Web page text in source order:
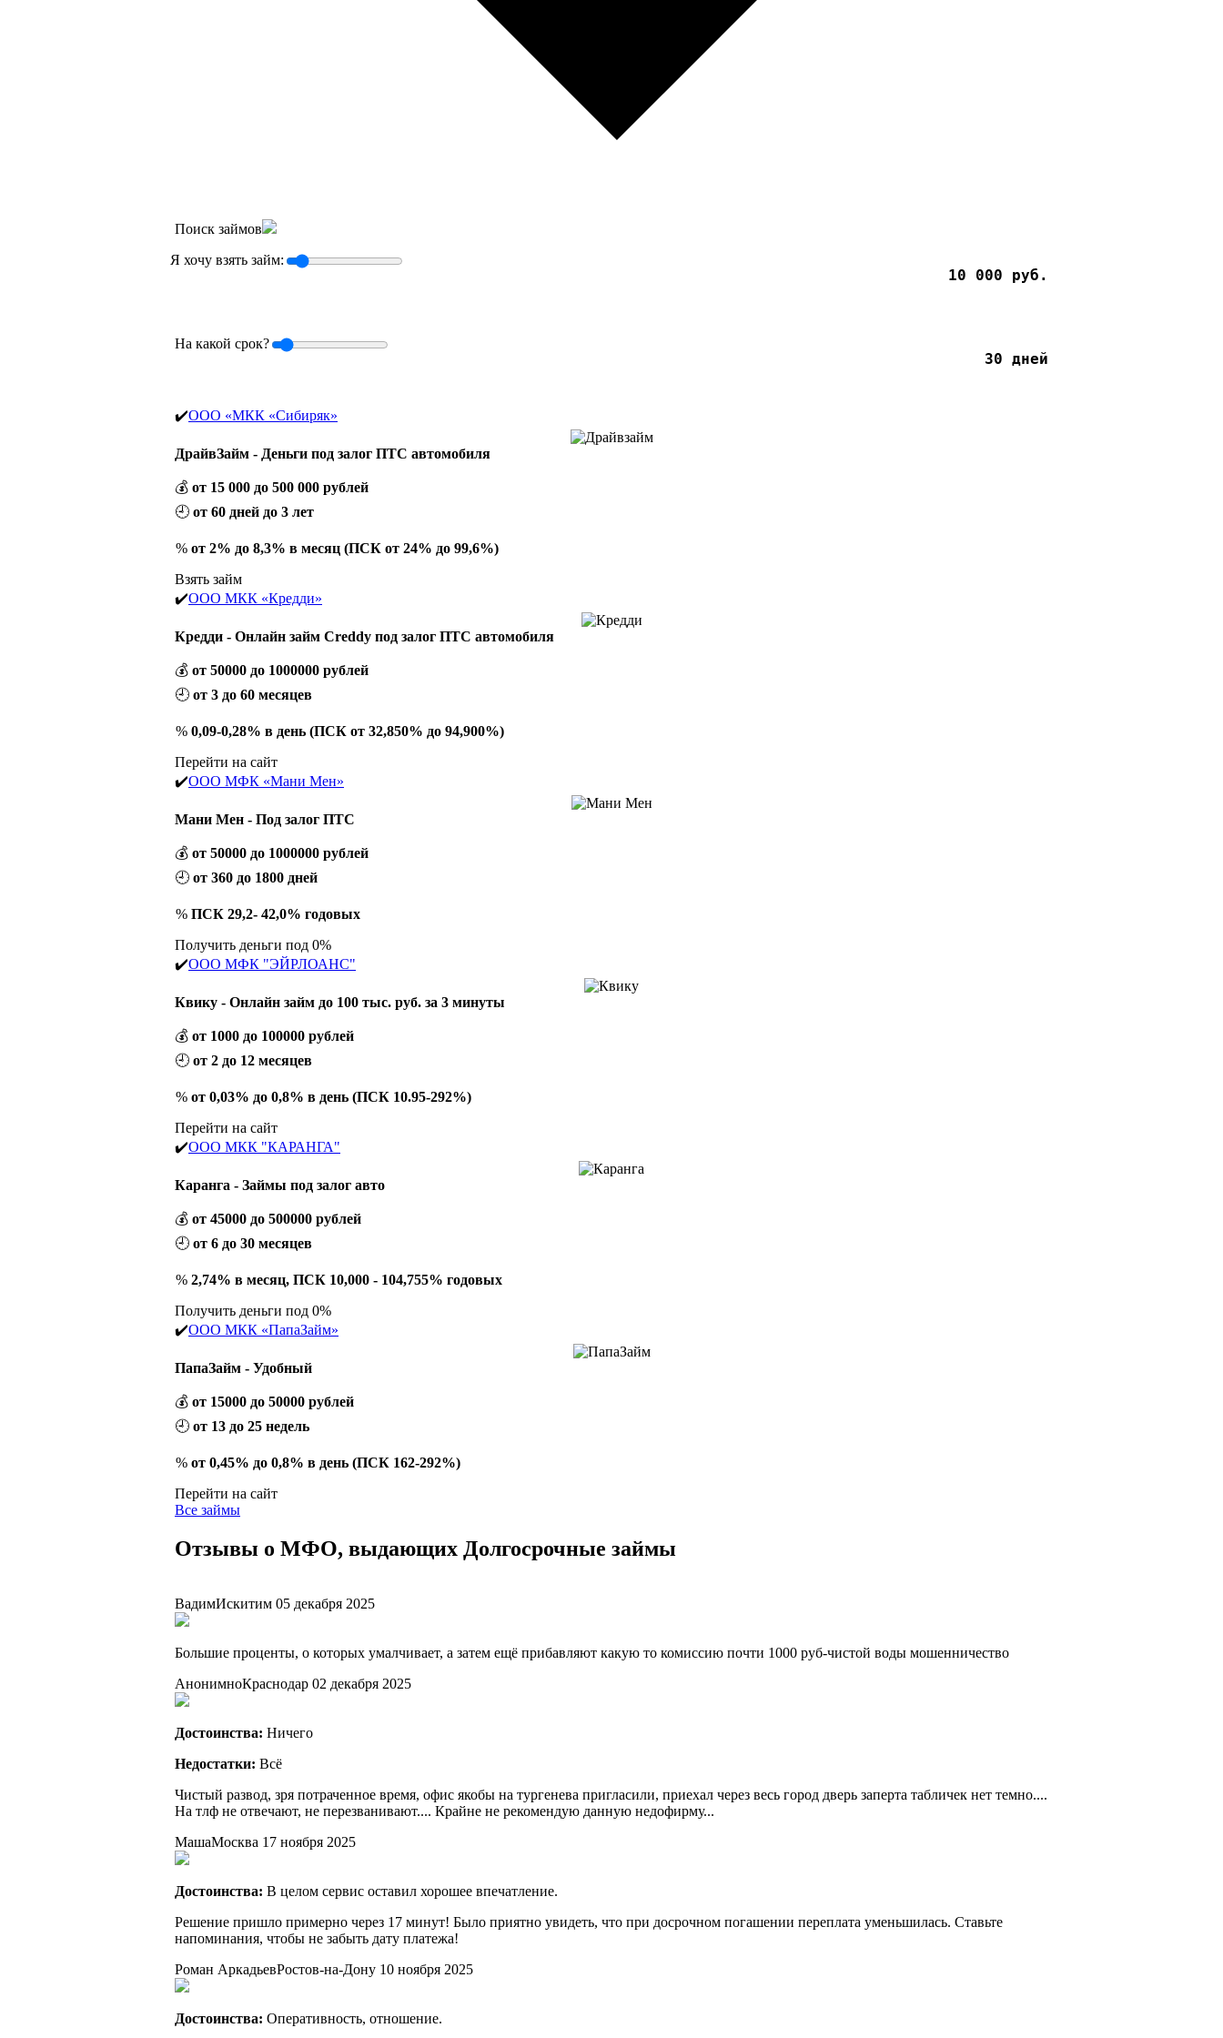
Поиск займов
Я хочу взять займ:
10 000 руб.
На какой срок?
30 дней
✔️ООО «МКК «Сибиряк»
ДрайвЗайм - Деньги под залог ПТС автомобиля
💰 от 15 000 до 500 000 рублей
🕘 от 60 дней до 3 лет
% от 2% до 8,3% в месяц (ПСК от 24% до 99,6%)
Взять займ
✔️ООО МКК «Кредди»
Кредди - Онлайн займ Creddy под залог ПТС автомобиля
💰 от 50000 до 1000000 рублей
🕘 от 3 до 60 месяцев
% 0,09-0,28% в день (ПСК от 32,850% до 94,900%)
Перейти на сайт
✔️ООО МФК «Мани Мен»
Мани Мен - Под залог ПТС
💰 от 50000 до 1000000 рублей
🕘 от 360 до 1800 дней
% ПСК 29,2- 42,0% годовых
Получить деньги под 0%
✔️ООО МФК "ЭЙРЛОАНС"
Квику - Онлайн займ до 100 тыс. руб. за 3 минуты
💰 от 1000 до 100000 рублей
🕘 от 2 до 12 месяцев
% от 0,03% до 0,8% в день (ПСК 10.95-292%)
Перейти на сайт
✔️ООО МКК "КАРАНГА"
Каранга - Займы под залог авто
💰 от 45000 до 500000 рублей
🕘 от 6 до 30 месяцев
% 2,74% в месяц, ПСК 10,000 - 104,755% годовых
Получить деньги под 0%
✔️ООО МКК «ПапаЗайм»
ПапаЗайм - Удобный
💰 от 15000 до 50000 рублей
🕘 от 13 до 25 недель
% от 0,45% до 0,8% в день (ПСК 162-292%)
Перейти на сайт
Все займы
Отзывы о МФО, выдающих Долгосрочные займы
ВадимИскитим 05 декабря 2025
Большие проценты, о которых умалчивает, а затем ещё прибавляют какую то комиссию почти 1000 руб-чистой воды мошенничество
АнонимноКраснодар 02 декабря 2025
Достоинства: Ничего
Недостатки: Всё
Чистый развод, зря потраченное время, офис якобы на тургенева пригласили, приехал через весь город дверь заперта табличек нет темно....
На тлф не отвечают, не перезванивают.... Крайне не рекомендую данную недофирму...
МашаМосква 17 ноября 2025
Достоинства: В целом сервис оставил хорошее впечатление.
Решение пришло примерно через 17 минут! Было приятно увидеть, что при досрочном погашении переплата уменьшилась. Ставьте
напоминания, чтобы не забыть дату платежа!
Роман АркадьевРостов-на-Дону 10 ноября 2025
Достоинства: Оперативность, отношение.